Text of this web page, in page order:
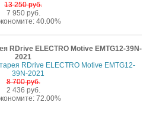
13 250 руб.
7 950 руб.
40.00%
RDrive ELECTRO Motive EMTG12-39N-
2021
8 700 руб.
2 436 руб.
72.00%